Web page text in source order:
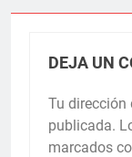
DEJA UN
Tu dirección
publicada.
marcados